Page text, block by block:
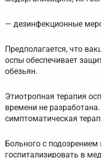
— дезинфекционные
Предполагается, что
оспы обеспечивает
обезьян.
Этиотропная терапия
времени не
симптоматическая
Больного с подозрением
госпитализировать в